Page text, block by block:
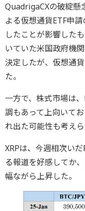
QuadrigaCXの破綻懸
よる仮想通貨ETF申
したことが影響した
いていた米国政府機
決定したが、仮想通
た。
一方で、株式市場は
調もあって上向いて
れ出た可能性も考えら
XRPは、今週相次い
る報道を好感してか
幅ながら上昇した。